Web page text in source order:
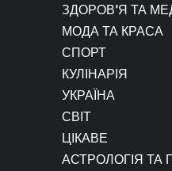
ЗДОРОВ’Я ТА
МОДА ТА КРАСА
СПОРТ
КУЛІНАРІЯ
УКРАЇНА
СВІТ
ЦІКАВЕ
АСТРОЛОГІЯ ТА